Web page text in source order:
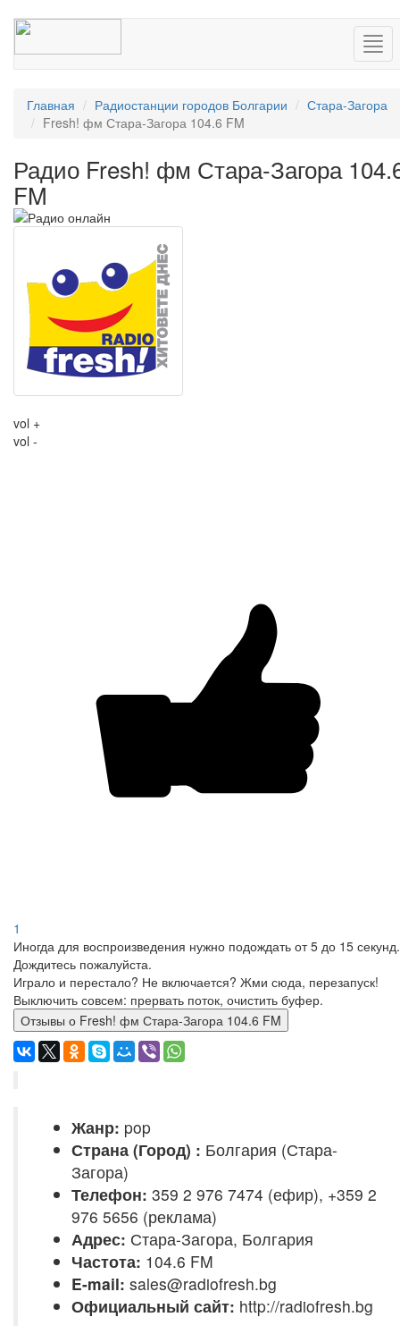
Главная Радиостанции городов Болгарии
Стара-Загора
Fresh! фм Стара-Загора 104.6 FM
Радио Fresh! фм Стара-Загора
FM
vol +
vol -
1
Иногда для воспроизведения нужно подождать от 5 до 15 секунд.
Дождитесь пожалуйста.
Играло и перестало? Не включается? Жми сюда, перезапуск!
Выключить совсем: прервать поток, очистить буфер.
Отзывы о Fresh! фм Стара-Загора 104.6 FM
Жанр: pop
Страна (Город) : Болгария (Стара-
Загора)
Телефон: 359 2 976 7474 (ефир), +359 2
976 5656 (реклама)
Адрес: Стара-Загора, Болгария
Частота: 104.6 FM
E-mail: sales@radiofresh.bg
Официальный сайт: http://radiofresh.bg